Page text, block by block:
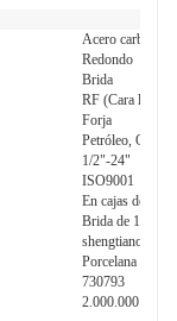
Acero carbono
Redondo
Brida
RF (Cara
Forja
Petróleo,
1/2"-24"
ISO9001
En cajas de
Brida de 1/2
shengtiano
Porcelana
730793
2.000.000 PCS/